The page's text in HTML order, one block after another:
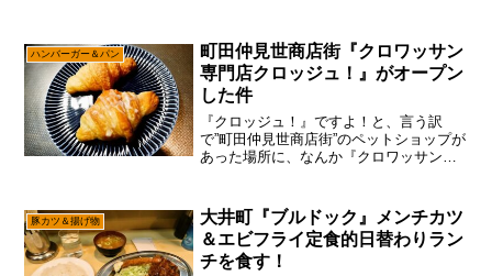
ハンバーガー＆パン
町田仲見世商店街『クロワッサン
専門店クロッジュ！』がオープン
した件
『クロッジュ！』ですよ！と、言う訳
で”町田仲見世商店街”のペットショップが
あった場所に、なんか『クロワッサン専
ない？ん～……どうですかね～ここ数年
のパンブームと言うか、...
豚カツ＆揚げ物
大井町『ブルドック』メンチカツ
＆エビフライ定食的日替わりラン
チを食す！